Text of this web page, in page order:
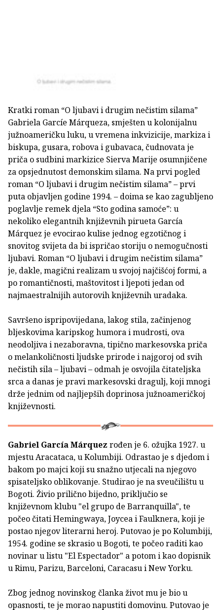
Kratki roman “O ljubavi i drugim nečistim silama”
Gabriela Garcíe Márqueza, smješten u kolonijalnu
južnoameričku luku, u vremena inkvizicije, markiza i
biskupa, gusara, robova i gubavaca, čudnovata je
priča o sudbini markizice Sierva Marije osumnjičene
za opsjednutost demonskim silama. Na prvi pogled
roman “O ljubavi i drugim nečistim silama” – prvi
puta objavljen godine 1994. – doima se kao zagubljeno
poglavlje remek djela “Sto godina samoće”: u
nekoliko elegantnih književnih pirueta García
Márquez je evocirao kulise jednog egzotičnog i
snovitog svijeta da bi ispričao storiju o nemogučnosti
ljubavi. Roman “O ljubavi i drugim nečistim silama”
je, dakle, magični realizam u svojoj najčišćoj formi, a
po romantičnosti, maštovitost i ljepoti jedan od
najmaestralnijih autorovih književnih uradaka.
Savršeno ispripovijedana, lakog stila, začinjenog
bljeskovima karipskog humora i mudrosti, ova
neodoljiva i nezaboravna, tipično markesovska priča
o melankoličnosti ljudske prirode i najgoroj od svih
nečistih sila – ljubavi – odmah je osvojila čitateljska
srca a danas je pravi markesovski dragulj, koji mnogi
drže jednim od najljepših doprinosa južnoameričkoj
književnosti.
Gabriel García Márquez rođen je 6. ožujka 1927. u
mjestu Aracataca, u Kolumbiji. Odrastao je s djedom i
bakom po majci koji su snažno utjecali na njegovo
spisateljsko oblikovanje. Studirao je na sveučilištu u
Bogoti. Živio prilično bijedno, priključio se
književnom klubu "el grupo de Barranquilla", te
počeo čitati Hemingwaya, Joycea i Faulknera, koji je
postao njegov literarni heroj. Putovao je po Kolumbiji,
1954. godine se skrasio u Bogoti, te počeo raditi kao
novinar u listu "El Espectador" a potom i kao dopisnik
u Rimu, Parizu, Barceloni, Caracasu i New Yorku.
Zbog jednog novinskog članka život mu je bio u
opasnosti, te je morao napustiti domovinu. Putovao je